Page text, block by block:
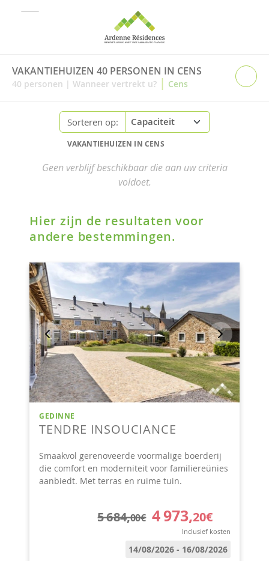
VAKANTIEHUIZEN 40 PERSONEN IN CENS
40 personen | Wanneer vertrekt u? | Cens
Sorteren op:
VAKANTIEHUIZEN IN CENS
Geen verblijf beschikbaar die aan uw criteria
voldoet.
Hier zijn de resultaten voor
andere bestemmingen.